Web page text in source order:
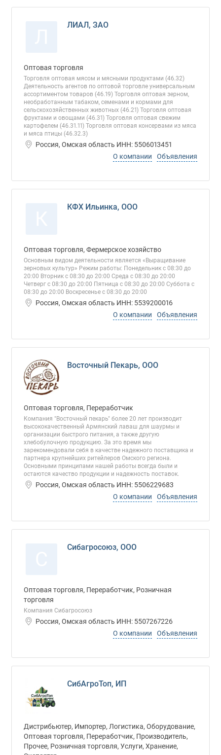
ЛИАЛ, ЗАО
Оптовая торговля
Торговля оптовая мясом и мясными продуктами (46.32)
Деятельность агентов по оптовой торговле универсальным
ассортиментом товаров (46.19) Торговля оптовая зерном,
необработанным табаком, семенами и кормами для
сельскохозяйственных животных (46.21) Торговля оптовая
фруктами и овощами (46.31) Торговля оптовая свежим
картофелем (46.31.11) Торговля оптовая консервами из мяса
и мяса птицы (46.32.3)
Россия, Омская область ИНН: 5506013451
О компании
Объявления
КФХ Ильинка, ООО
Оптовая торговля, Фермерское хозяйство
Основным видом деятельности является «Выращивание
зерновых культур» Режим работы: Понедельник с 08:30 до
20:00 Вторник с 08:30 до 20:00 Среда с 08:30 до 20:00
Четверг с 08:30 до 20:00 Пятница с 08:30 до 20:00 Суббота с
08:30 до 20:00 Воскресенье с 08:30 до 20:00
Россия, Омская область ИНН: 5539200016
О компании
Объявления
Восточный Пекарь, ООО
Оптовая торговля, Переработчик
Компания "Восточный пекарь" более 20 лет производит
высококачественный Армянский лаваш для шаурмы и
организации быстрого питания, а также другую
хлебобулочную продукцию. За это время мы
зарекомендовали себя в качестве надежного поставщика и
партнера крупнейших ритейлеров Омского региона.
Основными принципами нашей работы всегда были и
остаются качество продукции и надежность поставок.
Россия, Омская область ИНН: 5506229683
О компании
Объявления
Сибагросоюз, ООО
Оптовая торговля, Переработчик, Розничная
торговля
Компания Сибагросоюз
Россия, Омская область ИНН: 5507267226
О компании
Объявления
СибАгроТоп, ИП
Дистрибьютер, Импортер, Логистика, Оборудование,
Оптовая торговля, Переработчик, Производитель,
Прочее, Розничная торговля, Услуги, Хранение,